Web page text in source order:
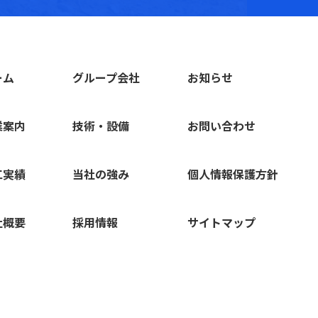
内
績
要
グループ会社
技術・設備
当社の強み
採用情報
お知らせ
お問い合わせ
個人情報保護方針
サイトマップ